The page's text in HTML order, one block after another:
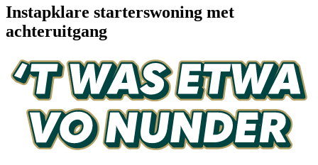
Instapklare starterswoning met
achteruitgang